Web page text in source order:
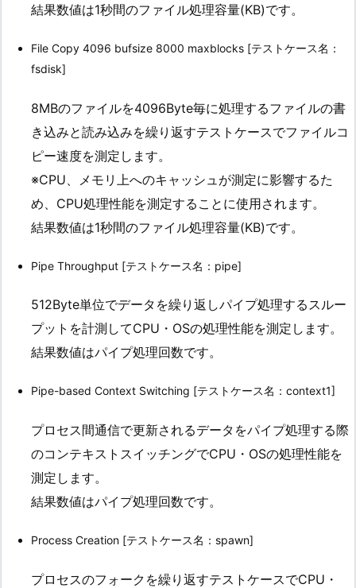
結果数値は1秒間のファイル処理容量(KB)です。
File Copy 4096 bufsize 8000 maxblocks [テストケース名：
fsdisk]
8MBのファイルを4096Byte毎に処理するファイルの書
き込みと読み込みを繰り返すテストケースでファイルコ
ピー速度を測定します。
※CPU、メモリ上へのキャッシュが測定に影響するた
め、CPU処理性能を測定することに使用されます。
結果数値は1秒間のファイル処理容量(KB)です。
Pipe Throughput [テストケース名：pipe]
512Byte単位でデータを繰り返しパイプ処理するスルー
プットを計測してCPU・OSの処理性能を測定します。
結果数値はパイプ処理回数です。
Pipe-based Context Switching [テストケース名：context1]
プロセス間通信で更新されるデータをパイプ処理する際
のコンテキストスイッチングでCPU・OSの処理性能を
測定します。
結果数値はパイプ処理回数です。
Process Creation [テストケース名：spawn]
プロセスのフォークを繰り返すテストケースでCPU・